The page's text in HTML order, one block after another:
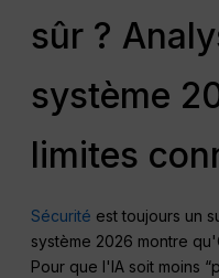
sûr ?
système
limites
Sécurité est toujours un
système 2026 montre
Pour que l'IA soit moins